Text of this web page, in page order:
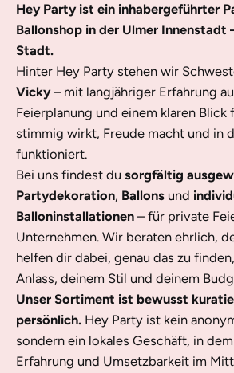
Hey Party ist ein inhabergeführter
Ballonshop in der Ulmer Innenstadt
Stadt.
Hinter Hey Party stehen wir
Vicky– mit langjähriger Erfahrung
Feierplanung und einem klaren Blick
stimmig wirkt, Freude macht und in
funktioniert.
Bei uns findest du sorgfältig
Partydekoration, Ballons und
Balloninstallationen – für private
Unternehmen. Wir beraten ehrlich,
helfen dir dabei, genau das zu
Anlass, deinem Stil und deinem
Unser Sortiment ist bewusst
persönlich. Hey Party ist kein
sondern ein lokales Geschäft, in
Erfahrung und Umsetzbarkeit im